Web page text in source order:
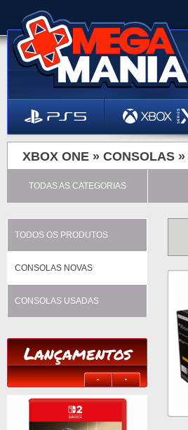
XBOX ONE » CONSOLAS »
TODAS AS CATEGORIAS
TODOS OS PRODUTOS
CONSOLAS NOVAS
CONSOLAS USADAS
Lançamentos